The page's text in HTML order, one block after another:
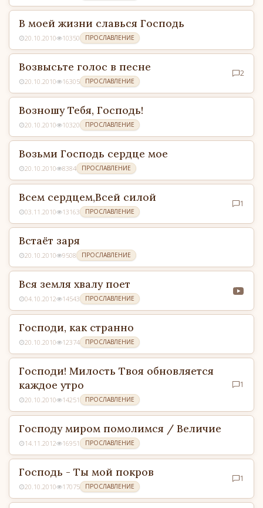
В моей жизни славься Господь
20.10.2010 10350 ПРОСЛАВЛЕНИЕ
Возвысьте голос в песне
20.10.2010 16305 ПРОСЛАВЛЕНИЕ
2
Возношу Тебя, Господь!
20.10.2010 10320 ПРОСЛАВЛЕНИЕ
Возьми Господь сердце мое
20.10.2010 8384 ПРОСЛАВЛЕНИЕ
Всем сердцем,Всей силой
03.11.2010 13163 ПРОСЛАВЛЕНИЕ
1
Встаёт заря
20.10.2010 9508 ПРОСЛАВЛЕНИЕ
Вся земля хвалу поет
04.10.2012 14543 ПРОСЛАВЛЕНИЕ
Господи, как странно
20.10.2010 12374 ПРОСЛАВЛЕНИЕ
Господи! Милость Твоя обновляется
каждое утро
20.10.2010 14251 ПРОСЛАВЛЕНИЕ
1
Господу миром помолимся / Величие
14.11.2012 16951 ПРОСЛАВЛЕНИЕ
Господь - Ты мой покров
20.10.2010 17075 ПРОСЛАВЛЕНИЕ
1